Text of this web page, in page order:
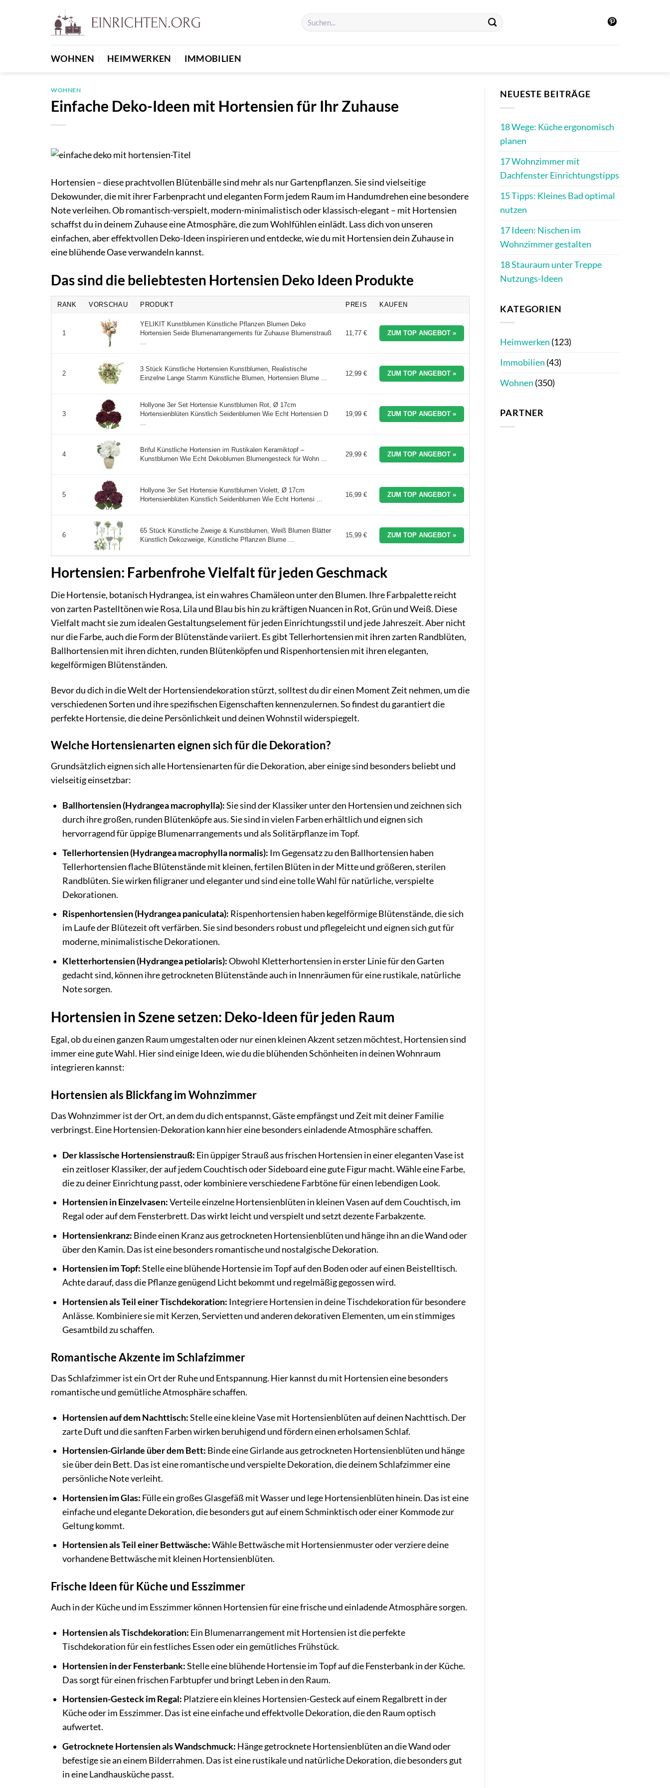
WOHNEN HEIMWERKEN IMMOBILIEN
WOHNEN
Einfache Deko-Ideen mit Hortensien für Ihr Zuhause
Hortensien – diese prachtvollen Blütenbälle sind mehr als nur Gartenpflanzen. Sie sind vielseitige
Dekowunder, die mit ihrer Farbenpracht und eleganten Form jedem Raum im Handumdrehen eine besondere
Note verleihen. Ob romantisch-verspielt, modern-minimalistisch oder klassisch-elegant – mit Hortensien
schaffst du in deinem Zuhause eine Atmosphäre, die zum Wohlfühlen einlädt. Lass dich von unseren
einfachen, aber effektvollen Deko-Ideen inspirieren und entdecke, wie du mit Hortensien dein Zuhause in
eine blühende Oase verwandeln kannst.
Das sind die beliebtesten Hortensien Deko Ideen Produkte
RANK VORSCHAU PRODUKT PREIS KAUFEN
1
YELIKIT Kunstblumen Künstliche Pflanzen Blumen Deko
Hortensien Seide Blumenarrangements für Zuhause Blumenstrauß
11,77 € ZUM TOP ANGEBOT »
2
3 Stück Künstliche Hortensien Kunstblumen, Realistische
Einzelne Lange Stamm Künstliche Blumen, Hortensien Blume ...
12,99 € ZUM TOP ANGEBOT »
3
Hollyone 3er Set Hortensie Kunstblumen Rot, Ø 17cm
Hortensienblüten Künstlich Seidenblumen Wie Echt Hortensien D
19,99 € ZUM TOP ANGEBOT »
4
Briful Künstliche Hortensien im Rustikalen Keramiktopf –
Kunstblumen Wie Echt Dekoblumen Blumengesteck für Wohn ...
29,99 € ZUM TOP ANGEBOT »
5
Hollyone 3er Set Hortensie Kunstblumen Violett, Ø 17cm
Hortensienblüten Künstlich Seidenblumen Wie Echt Hortensi ...
16,99 € ZUM TOP ANGEBOT »
6
65 Stück Künstliche Zweige & Kunstblumen, Weiß Blumen Blätter
Künstlich Dekozweige, Künstliche Pflanzen Blume ...
15,99 € ZUM TOP ANGEBOT »
Hortensien: Farbenfrohe Vielfalt für jeden Geschmack
Die Hortensie, botanisch Hydrangea, ist ein wahres Chamäleon unter den Blumen. Ihre Farbpalette reicht
von zarten Pastelltönen wie Rosa, Lila und Blau bis hin zu kräftigen Nuancen in Rot, Grün und Weiß. Diese
Vielfalt macht sie zum idealen Gestaltungselement für jeden Einrichtungsstil und jede Jahreszeit. Aber nicht
nur die Farbe, auch die Form der Blütenstände variiert. Es gibt Tellerhortensien mit ihren zarten Randblüten,
Ballhortensien mit ihren dichten, runden Blütenköpfen und Rispenhortensien mit ihren eleganten,
kegelförmigen Blütenständen.
Bevor du dich in die Welt der Hortensiendekoration stürzt, solltest du dir einen Moment Zeit nehmen, um die
verschiedenen Sorten und ihre spezifischen Eigenschaften kennenzulernen. So findest du garantiert die
perfekte Hortensie, die deine Persönlichkeit und deinen Wohnstil widerspiegelt.
Welche Hortensienarten eignen sich für die Dekoration?
Grundsätzlich eignen sich alle Hortensienarten für die Dekoration, aber einige sind besonders beliebt und
vielseitig einsetzbar:
Ballhortensien (Hydrangea macrophylla):Sie sind der Klassiker unter den Hortensien und zeichnen sich
durch ihre großen, runden Blütenköpfe aus. Sie sind in vielen Farben erhältlich und eignen sich
hervorragend für üppige Blumenarrangements und als Solitärpflanze im Topf.
Tellerhortensien (Hydrangea macrophylla normalis): Im Gegensatz zu den Ballhortensien haben
Tellerhortensien flache Blütenstände mit kleinen, fertilen Blüten in der Mitte und größeren, sterilen
Randblüten. Sie wirken filigraner und eleganter und sind eine tolle Wahl für natürliche, verspielte
Dekorationen.
Rispenhortensien (Hydrangea paniculata): Rispenhortensien haben kegelförmige Blütenstände, die sich
im Laufe der Blütezeit oft verfärben. Sie sind besonders robust und pflegeleicht und eignen sich gut für
moderne, minimalistische Dekorationen.
Kletterhortensien (Hydrangea petiolaris):Obwohl Kletterhortensien in erster Linie für den Garten
gedacht sind, können ihre getrockneten Blütenstände auch in Innenräumen für eine rustikale, natürliche
Note sorgen.
Hortensien in Szene setzen: Deko-Ideen für jeden Raum
Egal, ob du einen ganzen Raum umgestalten oder nur einen kleinen Akzent setzen möchtest, Hortensien sind
immer eine gute Wahl. Hier sind einige Ideen, wie du die blühenden Schönheiten in deinen Wohnraum
integrieren kannst:
Hortensien als Blickfang im Wohnzimmer
Das Wohnzimmer ist der Ort, an dem du dich entspannst, Gäste empfängst und Zeit mit deiner Familie
verbringst. Eine Hortensien-Dekoration kann hier eine besonders einladende Atmosphäre schaffen.
Der klassische Hortensienstrauß: Ein üppiger Strauß aus frischen Hortensien in einer eleganten Vase ist
ein zeitloser Klassiker, der auf jedem Couchtisch oder Sideboard eine gute Figur macht. Wähle eine Farbe,
die zu deiner Einrichtung passt, oder kombiniere verschiedene Farbtöne für einen lebendigen Look.
Hortensien in Einzelvasen:Verteile einzelne Hortensienblüten in kleinen Vasen auf dem Couchtisch, im
Regal oder auf dem Fensterbrett. Das wirkt leicht und verspielt und setzt dezente Farbakzente.
Hortensienkranz: Binde einen Kranz aus getrockneten Hortensienblüten und hänge ihn an die Wand oder
über den Kamin. Das ist eine besonders romantische und nostalgische Dekoration.
Hortensien im Topf:Stelle eine blühende Hortensie im Topf auf den Boden oder auf einen Beistelltisch.
Achte darauf, dass die Pflanze genügend Licht bekommt und regelmäßig gegossen wird.
Hortensien als Teil einer Tischdekoration: Integriere Hortensien in deine Tischdekoration für besondere
Anlässe. Kombiniere sie mit Kerzen, Servietten und anderen dekorativen Elementen, um ein stimmiges
Gesamtbild zu schaffen.
Romantische Akzente im Schlafzimmer
Das Schlafzimmer ist ein Ort der Ruhe und Entspannung. Hier kannst du mit Hortensien eine besonders
romantische und gemütliche Atmosphäre schaffen.
Hortensien auf dem Nachttisch:Stelle eine kleine Vase mit Hortensienblüten auf deinen Nachttisch. Der
zarte Duft und die sanften Farben wirken beruhigend und fördern einen erholsamen Schlaf.
Hortensien-Girlande über dem Bett: Binde eine Girlande aus getrockneten Hortensienblüten und hänge
sie über dein Bett. Das ist eine romantische und verspielte Dekoration, die deinem Schlafzimmer eine
persönliche Note verleiht.
Hortensien im Glas: Fülle ein großes Glasgefäß mit Wasser und lege Hortensienblüten hinein. Das ist eine
einfache und elegante Dekoration, die besonders gut auf einem Schminktisch oder einer Kommode zur
Geltung kommt.
Hortensien als Teil einer Bettwäsche:Wähle Bettwäsche mit Hortensienmuster oder verziere deine
vorhandene Bettwäsche mit kleinen Hortensienblüten.
Frische Ideen für Küche und Esszimmer
Auch in der Küche und im Esszimmer können Hortensien für eine frische und einladende Atmosphäre sorgen.
Hortensien als Tischdekoration: Ein Blumenarrangement mit Hortensien ist die perfekte
Tischdekoration für ein festliches Essen oder ein gemütliches Frühstück.
Hortensien in der Fensterbank:Stelle eine blühende Hortensie im Topf auf die Fensterbank in der Küche.
Das sorgt für einen frischen Farbtupfer und bringt Leben in den Raum.
Hortensien-Gesteck im Regal: Platziere ein kleines Hortensien-Gesteck auf einem Regalbrett in der
Küche oder im Esszimmer. Das ist eine einfache und effektvolle Dekoration, die den Raum optisch
aufwertet.
Getrocknete Hortensien als Wandschmuck: Hänge getrocknete Hortensienblüten an die Wand oder
befestige sie an einem Bilderrahmen. Das ist eine rustikale und natürliche Dekoration, die besonders gut
in eine Landhausküche passt.
NEUESTE BEITRÄGE
18 Wege: Küche ergonomisch
planen
17 Wohnzimmer mit
Dachfenster Einrichtungstipps
15 Tipps: Kleines Bad optimal
nutzen
17 Ideen: Nischen im
Wohnzimmer gestalten
18 Stauraum unter Treppe
Nutzungs-Ideen
KATEGORIEN
Heimwerken (123)
Immobilien (43)
Wohnen (350)
PARTNER